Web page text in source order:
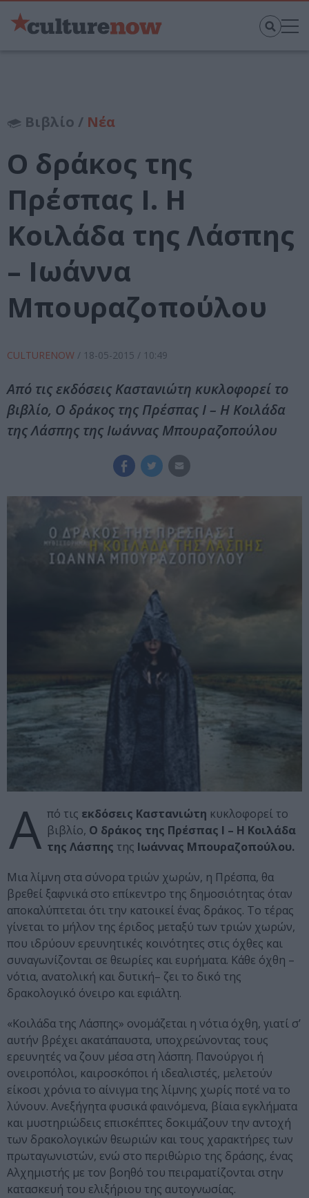
Βιβλίο / Νέα
Ο δράκος της
Πρέσπας Ι. Η
Κοιλάδα της Λάσπης
– Ιωάννα
Μπουραζοπούλου
CULTURENOW / 18-05-2015 / 10:49
Από τις εκδόσεις Καστανιώτη κυκλοφορεί το
βιβλίο, Ο δράκος της Πρέσπας Ι – Η Κοιλάδα
της Λάσπης της Ιωάννας Μπουραζοπούλου
Α πό τις εκδόσεις Καστανιώτη κυκλοφορεί το
βιβλίο, Ο δράκος της Πρέσπας Ι – Η Κοιλάδα
της Λάσπης της Ιωάννας Μπουραζοπούλου.
Μια λίμνη στα σύνορα τριών χωρών, η Πρέσπα, θα
βρεθεί ξαφνικά στο επίκεντρο της δημοσιότητας όταν
αποκαλύπτεται ότι την κατοικεί ένας δράκος. Το τέρας
γίνεται το μήλον της έριδος μεταξύ των τριών χωρών,
που ιδρύουν ερευνητικές κοινότητες στις όχθες και
συναγωνίζονται σε θεωρίες και ευρήματα. Κάθε όχθη –
νότια, ανατολική και δυτική– ζει το δικό της
δρακολογικό όνειρο και εφιάλτη.
«Κοιλάδα της Λάσπης» ονομάζεται η νότια όχθη, γιατί σ’
αυτήν βρέχει ακατάπαυστα, υποχρεώνοντας τους
ερευνητές να ζουν μέσα στη λάσπη. Πανούργοι ή
ονειροπόλοι, καιροσκόποι ή ιδεαλιστές, μελετούν
είκοσι χρόνια το αίνιγμα της λίμνης χωρίς ποτέ να το
λύνουν. Ανεξήγητα φυσικά φαινόμενα, βίαια εγκλήματα
και μυστηριώδεις επισκέπτες δοκιμάζουν την αντοχή
των δρακολογικών θεωριών και τους χαρακτήρες των
πρωταγωνιστών, ενώ στο περιθώριο της δράσης, ένας
Αλχημιστής με τον βοηθό του πειραματίζονται στην
κατασκευή του ελιξήριου της αυτογνωσίας.